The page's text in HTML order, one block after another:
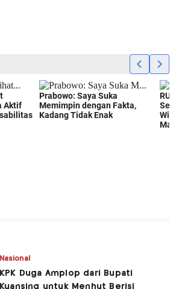
Nasional
KPK Duga Amplop dari Bupati
Kuansing untuk Menhut Berisi